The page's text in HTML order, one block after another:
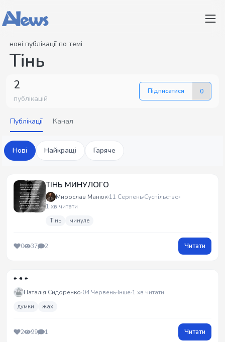
нові публікації по темі
Тінь
2
публікацій
Підписатися 0
Публікації Канал
Нові Найкращі Гаряче
ТІНЬ МИНУЛОГО
Мирослав Манюк 11 Серпень Суспільство
1 хв читати
Тінь минуле
0 37 2 Читати
* * *
Наталія Сидоренко 04 Червень Інше 1 хв читати
думки жах
2 99 1 Читати